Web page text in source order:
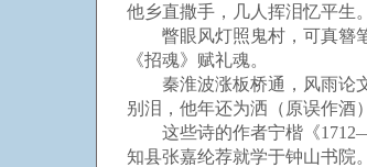
他乡直撒手，几人挥泪忆平生。
瞥眼风灯照鬼村，可真簪笔
《招魂》赋礼魂。
秦淮波涨板桥通，风雨论文
别泪，他年还为洒（原误作酒
这些诗的作者宁楷《
知县张嘉纶荐就学于钟山书院